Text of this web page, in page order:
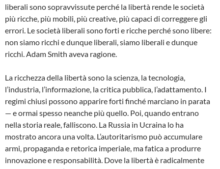
liberali sono sopravvissute perché la libertà rende le società
più ricche, più mobili, più creative, più capaci di correggere gli
errori. Le società liberali sono forti e ricche perché sono libere:
non siamo ricchi e dunque liberali, siamo liberali e dunque
ricchi. Adam Smith aveva ragione.
La ricchezza della libertà sono la scienza, la tecnologia,
l’industria, l’informazione, la critica pubblica, l’adattamento. I
regimi chiusi possono apparire forti finché marciano in parata
— e ormai spesso neanche più quello. Poi, quando entrano
nella storia reale, falliscono. La Russia in Ucraina lo ha
mostrato ancora una volta. L’autoritarismo può accumulare
armi, propaganda e retorica imperiale, ma fatica a produrre
innovazione e responsabilità. Dove la libertà è radicalmente